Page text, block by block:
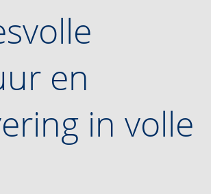
en
in volle